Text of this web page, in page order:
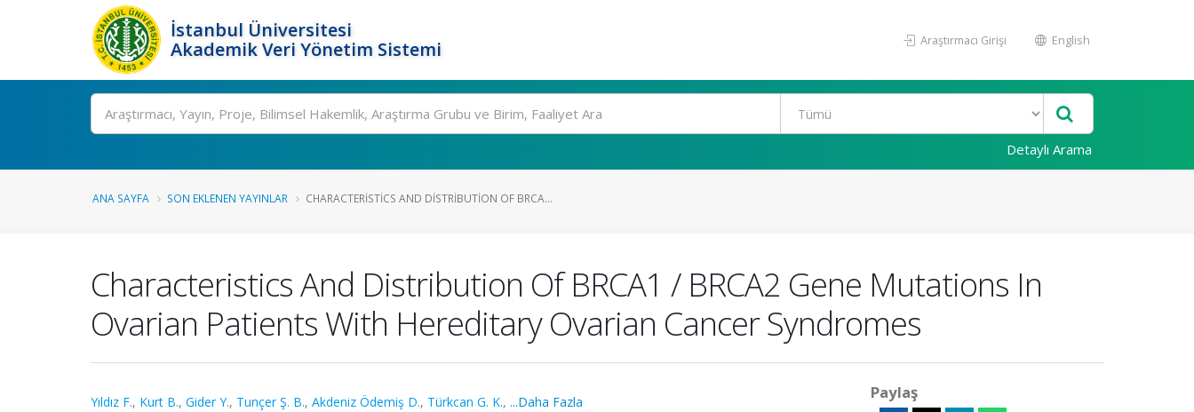
İstanbul Üniversitesi
Akademik Veri Yönetim Sistemi
Araştırmacı Girişi English
Ara
Detaylı Arama
ANA SAYFA SON EKLENEN YAYINLAR CHARACTERISTICS AND DISTRIBUTION OF BRCA...
Characteristics And Distribution Of BRCA1 / BRCA2 Gene Mutations In
Ovarian Patients With Hereditary Ovarian Cancer Syndromes
Yıldız F., Kurt B., Gider Y., Tunçer Ş. B., Akdeniz Ödemiş D., Türkcan G. K., ...Daha Fazla
Paylaş